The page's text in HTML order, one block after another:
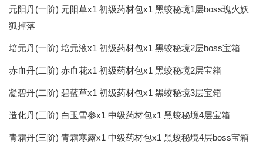
元阳丹(一阶) 元阳草x1 初级药材包x1 黑蛟秘境1层boss瑰火妖
狐掉落
培元丹(一阶) 培元液x1 初级药材包x1 黑蛟秘境2层boss宝箱
赤血丹(二阶) 赤血花x1 初级药材包x1 黑蛟秘境2层宝箱
凝碧丹(二阶) 碧蓝草x1 初级药材包x1 黑蛟秘境3层宝箱
造化丹(三阶) 白玉雪参x1 中级药材包x1 黑蛟秘境4层宝箱
青霜丹(三阶) 青霜寒露x1 中级药材包x1 黑蛟秘境4层boss宝箱